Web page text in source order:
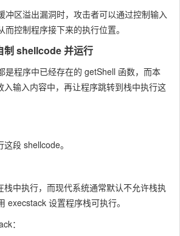
冲区溢出漏洞时，攻击者可以通过控制输入
控制程序接下来的执行位置。
制 shellcode 并运行
是程序中已经存在的 getShell 函数，而本
输入内容中，再让程序跳转到栈中执行这
段 shellcode。
栈中执行，而现代系统通常默认不允许栈执
execstack 设置程序栈可执行。
：